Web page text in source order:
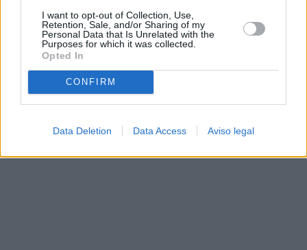
I want to opt-out of Collection, Use,
Retention, Sale, and/or Sharing of my
Personal Data that Is Unrelated with the
Purposes for which it was collected.
Opted In
CONFIRM
Data Deletion Data Access Aviso legal